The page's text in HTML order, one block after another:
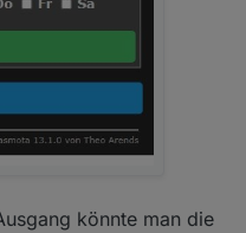
könnte man die